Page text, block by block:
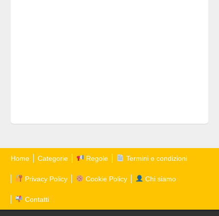
Home Categorie Regole Termini e condizioni
Privacy Policy Cookie Policy Chi siamo
Contatti